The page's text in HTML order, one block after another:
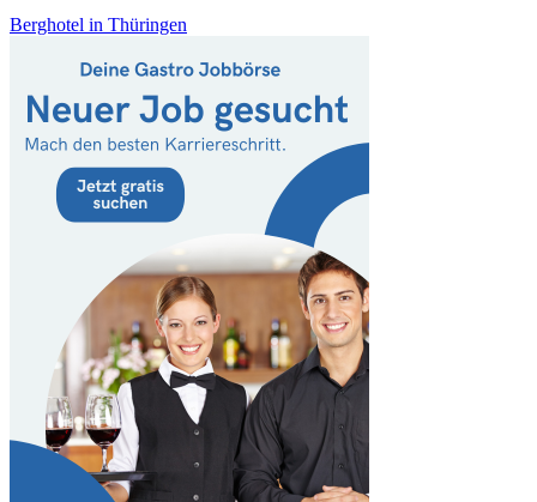
Berghotel in Thüringen